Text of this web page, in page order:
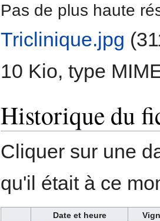
Pas de plus haute
Triclinique.jpg
10 Kio, type
Historique du
Cliquer sur une
qu'il était à ce
Date et heure